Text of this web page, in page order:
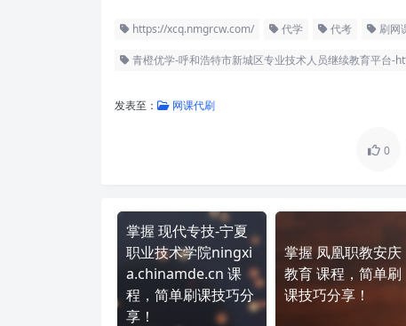
https://xcq.nmgrcw.com/ 代学 代考 刷网
青橙优学-呼和浩特市新城区专业技术人员继续教育平台-
发表至： 网课代刷
0
掌握 现代专技-宁夏
职业技术学院ningxi
a.chinamde.cn 课
程，简单刷课技巧分
享！
掌握 凤凰职教安庆
教育 课程，简单刷
课技巧分享！